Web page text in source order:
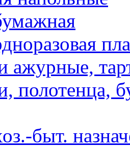
ажурные,
полотенца,
быт.